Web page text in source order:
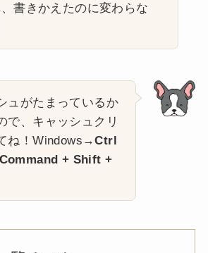
書きかえたのに変わらな
ュがたまっているか
で、キャッシュクリ
ね！Windows→Ctrl
Command + Shift +